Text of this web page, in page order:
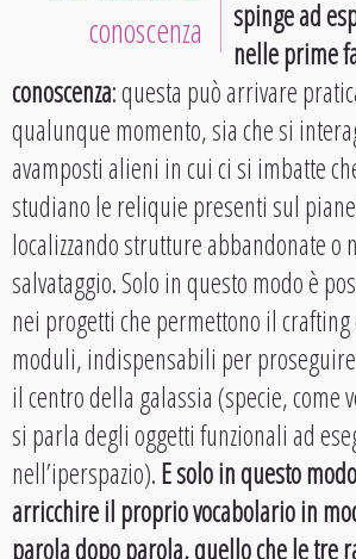
conoscenza
spinge ad
nelle prime
conoscenza: questa può arrivare
qualunque momento, sia che si
avamposti alieni in cui ci si imbatte
studiano le reliquie presenti sul
localizzando strutture abbandonate o
salvataggio. Solo in questo modo è
nei progetti che permettono il
moduli, indispensabili per
il centro della galassia (specie, come
si parla degli oggetti funzionali ad
nell’iperspazio).E solo in questo
arricchire il proprio vocabolario in
parola dopo parola, quello che le tre